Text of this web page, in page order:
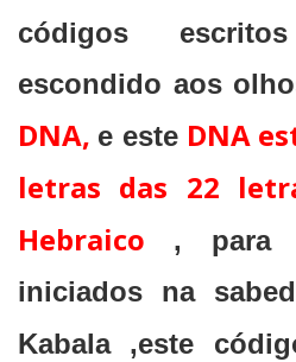
códigos
escondido aos
DNA, e este DNA
letras das 22
Hebraico , para
iniciados na
Kabala ,este